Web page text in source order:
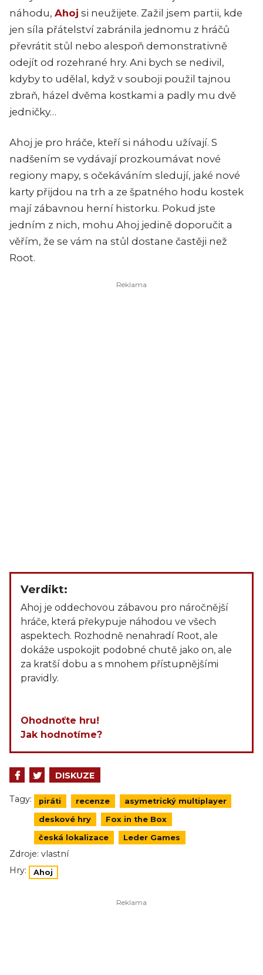
náhodu, Ahoj si neužijete. Zažil jsem partii, kde
jen síla přátelství zabránila jednomu z hráčů
převrátit stůl nebo alespoň demonstrativně
odejít od rozehrané hry. Ani bych se nedivil,
kdyby to udělal, když v souboji použil tajnou
zbraň, házel dvěma kostkami a padly mu dvě
jedničky…
Ahoj je pro hráče, kteří si náhodu užívají. S
nadšením se vydávají prozkoumávat nové
regiony mapy, s očekáváním sledují, jaké nové
karty přijdou na trh a ze špatného hodu kostek
mají zábavnou herní historku. Pokud jste
jedním z nich, mohu Ahoj jedině doporučit a
věřím, že se vám na stůl dostane častěji než
Root.
Verdikt:
Ahoj je oddechovou zábavou pro náročnější
hráče, která překypuje náhodou ve všech
aspektech. Rozhodně nenahradí Root, ale
dokáže uspokojit podobné chutě jako on, ale
za kratší dobu a s mnohem přístupnějšími
pravidly.
Ohodnoťte hru!
Jak hodnotíme?
DISKUZE
Tagy: piráti recenze asymetrický multiplayer
deskové hry Fox in the Box
česká lokalizace Leder Games
Zdroje: vlastní
Hry:
Ahoj